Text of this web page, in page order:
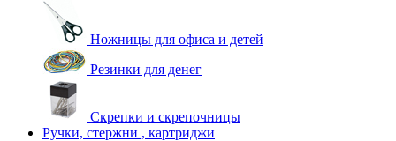
Ножницы для офиса и детей
Резинки для денег
Скрепки и скрепочницы
Ручки, стержни , картриджи